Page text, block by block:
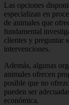
Las opciones
especializan en
de animales que
fundamental
clientes y preguntar
intervenciones.
Además, algunas
animales ofrecen
posible que no
pueden ser
económica.